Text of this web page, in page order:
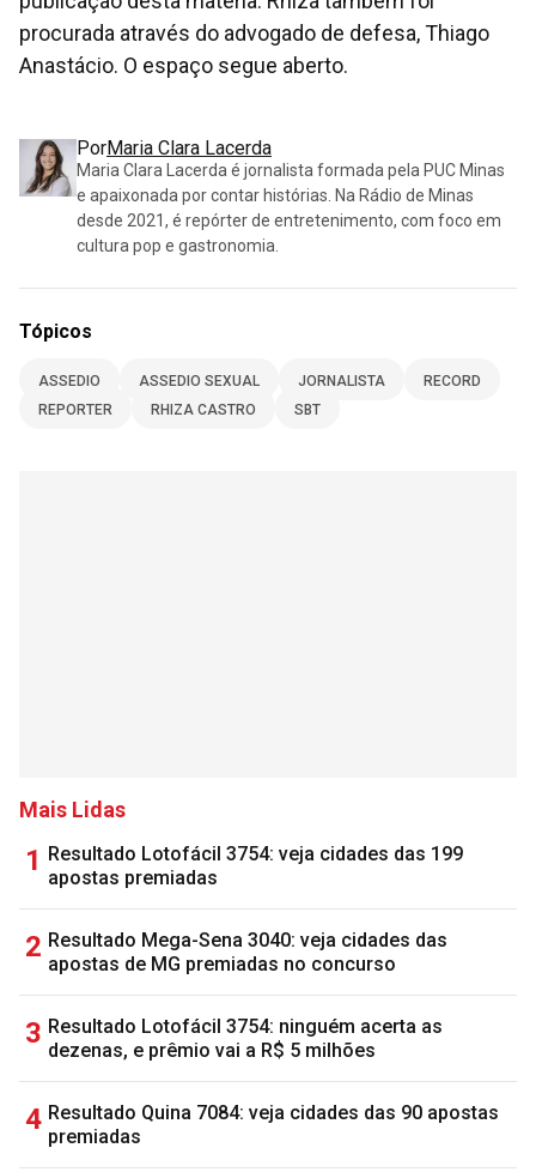
procurada através do advogado de defesa, Thiago
Anastácio. O espaço segue aberto.
PorMaria Clara Lacerda
Maria Clara Lacerda é jornalista formada pela PUC Minas
e apaixonada por contar histórias. Na Rádio de Minas
desde 2021, é repórter de entretenimento, com foco em
cultura pop e gastronomia.
Tópicos
ASSEDIO ASSEDIO SEXUAL JORNALISTA
RECORD
REPORTER
RHIZA CASTRO SBT
Mais Lidas
1 Resultado Lotofácil 3754: veja cidades das 199
apostas premiadas
2 Resultado Mega-Sena 3040: veja cidades das
apostas de MG premiadas no concurso
3 Resultado Lotofácil 3754: ninguém acerta as
dezenas, e prêmio vai a R$ 5 milhões
4 Resultado Quina 7084: veja cidades das 90 apostas
premiadas